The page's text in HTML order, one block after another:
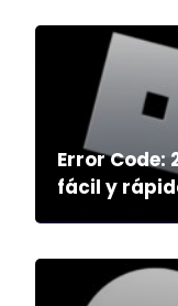
Error Code:
fácil y